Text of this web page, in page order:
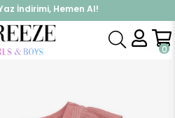
İndirimi, Hemen Al!
Kap, Hemen Üye Ol!
0
Uzun Kol Elbise